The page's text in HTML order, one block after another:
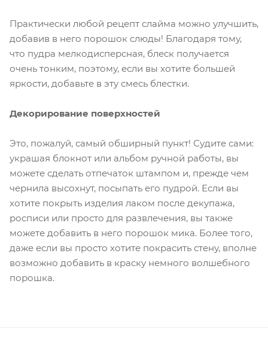
Практически любой рецепт слайма можно улучшить,
добавив в него порошок слюды! Благодаря тому,
что пудра мелкодисперсная, блеск получается
очень тонким, поэтому, если вы хотите большей
яркости, добавьте в эту смесь блестки.
Декорирование поверхностей
Это, пожалуй, самый обширный пункт! Судите сами:
украшая блокнот или альбом ручной работы, вы
можете сделать отпечаток штампом и, прежде чем
чернила высохнут, посыпать его пудрой. Если вы
хотите покрыть изделия лаком после декупажа,
росписи или просто для развлечения, вы также
можете добавить в него порошок мика. Более того,
даже если вы просто хотите покрасить стену, вполне
возможно добавить в краску немного волшебного
порошка.